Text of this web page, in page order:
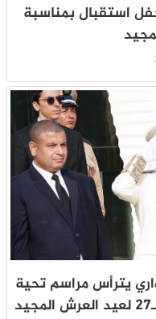
استقبال بمناسبة
يترأس مراسم تحية